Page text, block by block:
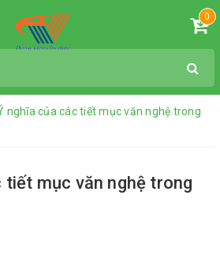
0
nghĩa của các tiết mục văn nghệ trong
tiết mục văn nghệ trong